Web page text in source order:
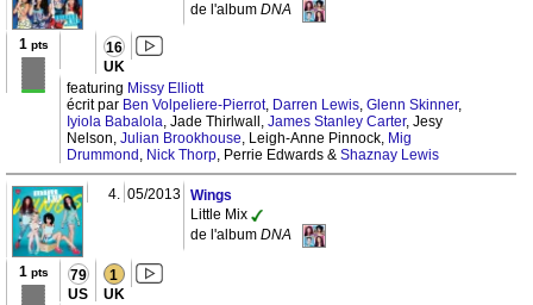
de l'album DNA
1 pts 16
UK
featuring Missy Elliott
écrit par Ben Volpeliere-Pierrot, Darren Lewis, Glenn Skinner,
Iyiola Babalola, Jade Thirlwall, James Stanley Carter, Jesy
Nelson, Julian Brookhouse, Leigh-Anne Pinnock, Mig
Drummond , Nick Thorp, Perrie Edwards & Shaznay Lewis
4. 05/2013 Wings
Little Mix
de l'album DNA
1 pts 79
US
1
UK